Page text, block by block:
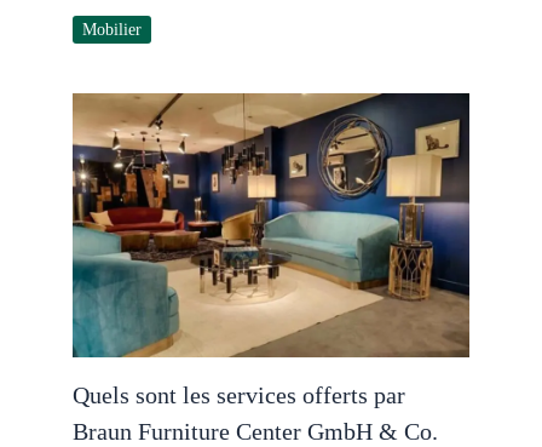
Mobilier
Quels sont les services offerts par
Braun Furniture Center GmbH & Co.